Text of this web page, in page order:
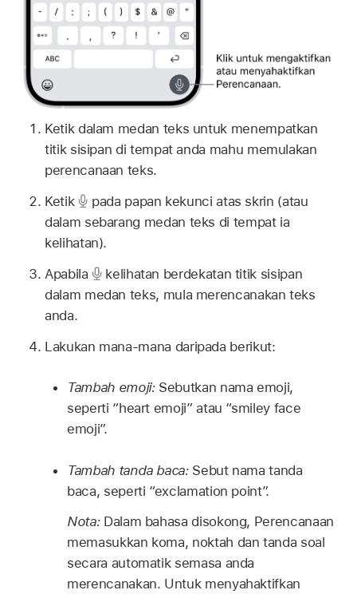
Ketik dalam medan teks untuk menempatkan
titik sisipan di tempat anda mahu memulakan
perencanaan teks.
Ketik
pada papan kekunci atas skrin (atau
dalam sebarang medan teks di tempat ia
kelihatan).
Apabila
kelihatan berdekatan titik sisipan
dalam medan teks, mula merencanakan teks
anda.
Lakukan mana-mana daripada berikut:
Tambah emoji: Sebutkan nama emoji,
seperti “heart emoji” atau “smiley face
emoji”.
Tambah tanda baca: Sebut nama tanda
baca, seperti “exclamation point”.
Nota: Dalam bahasa disokong, Perencanaan
memasukkan koma, noktah dan tanda soal
secara automatik semasa anda
merencanakan. Untuk menyahaktifkan